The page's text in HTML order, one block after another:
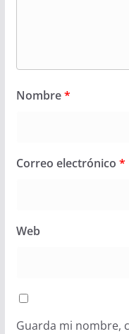
Nombre*
Correo electrónico *
Web
Guarda mi nombre,